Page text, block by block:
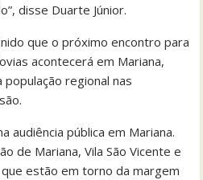
disse Duarte Júnior.
que o próximo encontro para
acontecerá em Mariana,
regional nas
audiência pública em Mariana.
de Mariana, Vila São Vicente e
estão em torno da margem